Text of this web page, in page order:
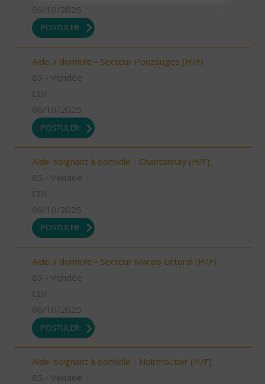
06/10/2025
POSTULER
Aide à domicile - Secteur Pouzauges (H/F)
85 - Vendée
CDI
06/10/2025
POSTULER
Aide-soignant à domicile - Chantonnay (H/F)
85 - Vendée
CDI
06/10/2025
POSTULER
Aide à domicile - Secteur Marais Littoral (H/F)
85 - Vendée
CDI
06/10/2025
POSTULER
Aide-soignant à domicile - Noirmoutier (H/F)
85 - Vendée